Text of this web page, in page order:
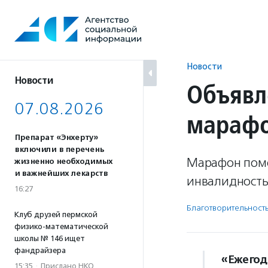
содержанию
Новости
07.08.2026
Препарат «Энхерту»
включили в перечень
жизненно необходимых
и важнейших лекарств
16:27
Клуб друзей пермской
физико-математической
школы № 146 ищет
фандрайзера
15:35 · Прислано НКО
Новости
Марафон